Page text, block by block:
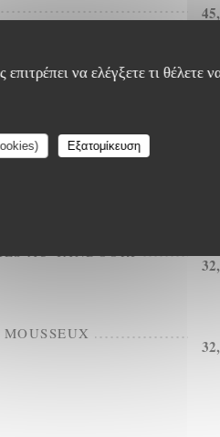
να ελέγξετε τι θέλετε
Εξατομίκευση
AU TANDOORI